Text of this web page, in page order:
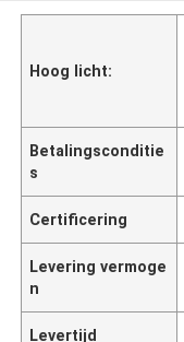
Hoog licht:
Betalingsconditie
s
Certificering
Levering vermoge
n
Levertijd